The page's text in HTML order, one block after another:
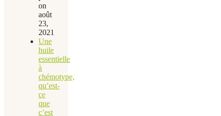
on
août
23,
2021
Une
huile
essentielle
à
chémotype,
qu’est-
ce
que
c’est